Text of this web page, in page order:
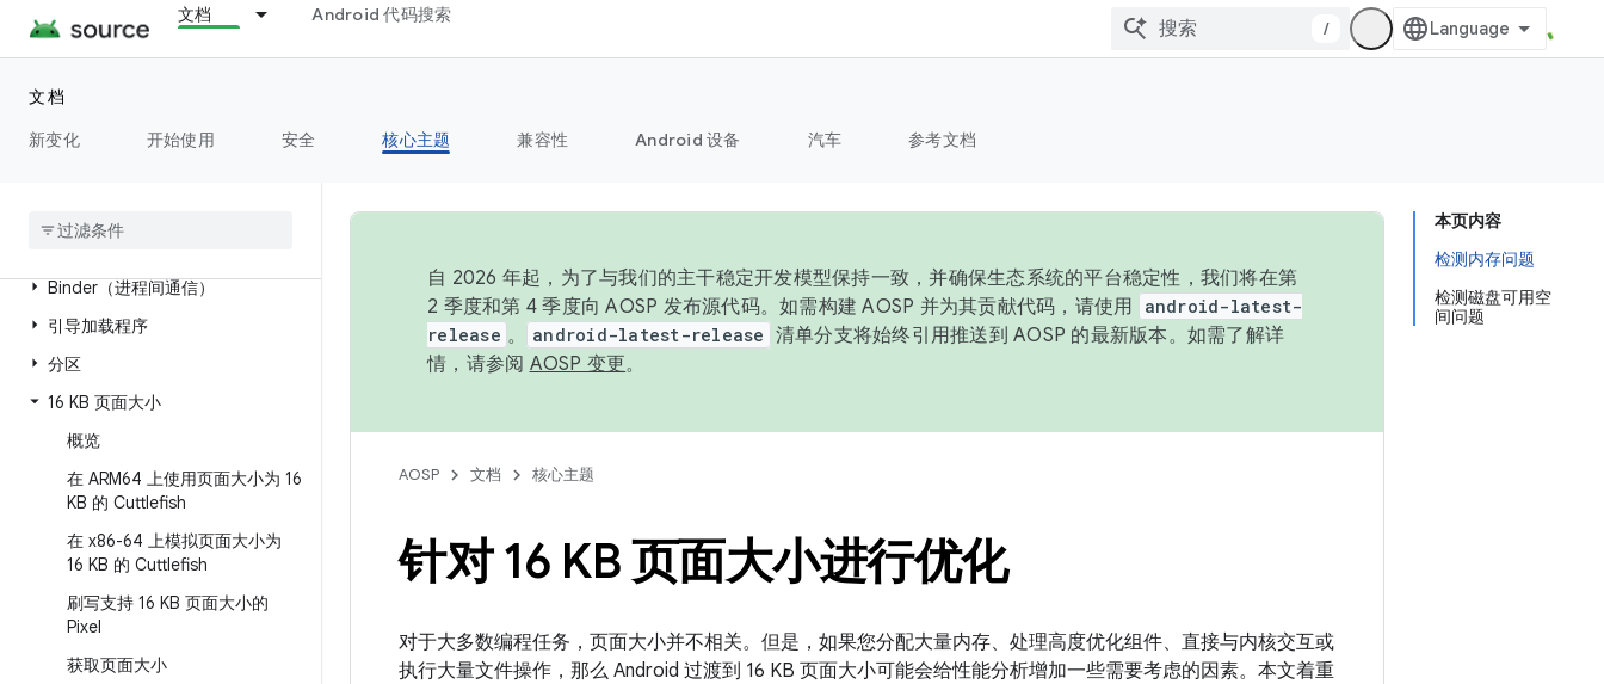
文档 Android 代码搜索
/
文档
新变化
开始使用 安全 核心主题 兼容性 Android 设备 汽车 参考文档
硬件抽象层 (HAL)
内核
配置
设备树叠加层
Binder（进程间通信）
引导加载程序
分区
16 KB 页面大小
概览
在 ARM64 上使用页面大小为 16
KB 的 Cuttlefish
在 x86-64 上模拟页面大小为
16 KB 的 Cuttlefish
刷写支持 16 KB 页面大小的
Pixel
获取页面大小
本页内容
检测内存问题
检测磁盘可用空
间问题
自 2026 年起，为了与我们的主干稳定开发模型保持一致，并确保生态系统的平台稳定性，我们将在第
2 季度和第 4 季度向 AOSP 发布源代码。如需构建 AOSP 并为其贡献代码，请使用
android-latest-
release 。 android-latest-release 清单分支将始终引用推送到 AOSP 的最新版本。如需了解详
情，请参阅 AOSP 变更。
AOSP 文档 核心主题
针对 16 KB 页面大小进行优化
对于大多数编程任务，页面大小并不相关。但是，如果您分配大量内存、处理高度优化组件、直接与内核交互或
执行大量文件操作，那么 Android 过渡到 16 KB 页面大小可能会给性能分析增加一些需要考虑的因素。本文着重